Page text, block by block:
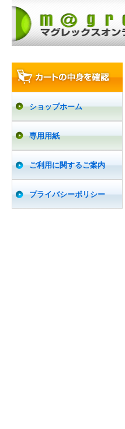
ショップホーム
専用用紙
ご利用に関するご案内
プライバシーポリシー